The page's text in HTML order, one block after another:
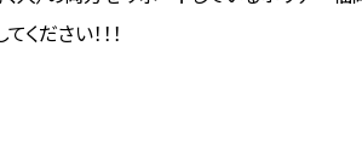
ください！！！